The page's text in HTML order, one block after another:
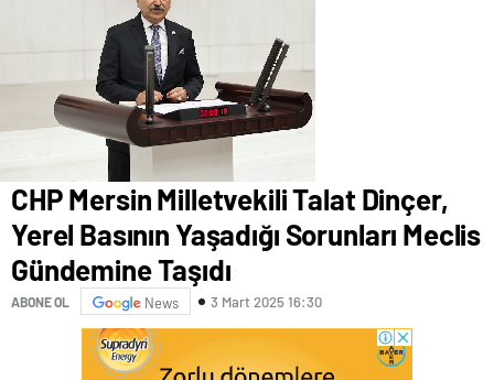
CHP Mersin Milletvekili Talat Dinçer,
Yerel Basının Yaşadığı Sorunları Meclis
Gündemine Taşıdı
ABONE OL News 3 Mart 2025 16:30